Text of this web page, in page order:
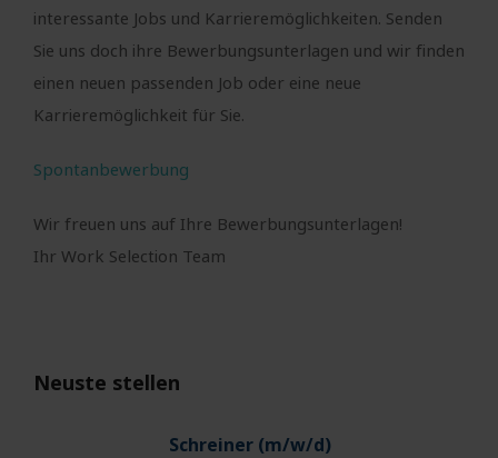
interessante Jobs und Karrieremöglichkeiten. Senden
Sie uns doch ihre Bewerbungsunterlagen und wir finden
einen neuen passenden Job oder eine neue
Karrieremöglichkeit für Sie.
Spontanbewerbung
Wir freuen uns auf Ihre Bewerbungsunterlagen!
Ihr Work Selection Team
Neuste stellen
Schreiner (m/w/d)